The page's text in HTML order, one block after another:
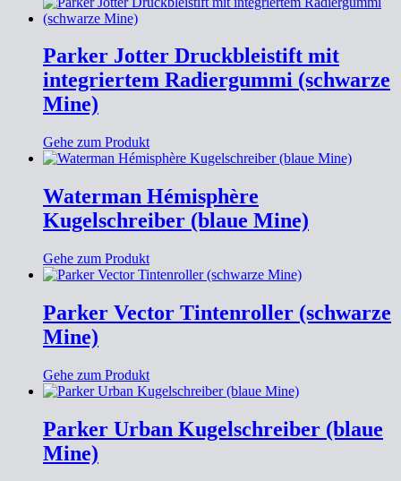
Parker Jotter Druckbleistift mit
integriertem Radiergummi (schwarze
Mine)
Gehe zum Produkt
Waterman Hémisphère
Kugelschreiber (blaue Mine)
Gehe zum Produkt
Parker Vector Tintenroller (schwarze
Mine)
Gehe zum Produkt
Parker Urban Kugelschreiber (blaue
Mine)